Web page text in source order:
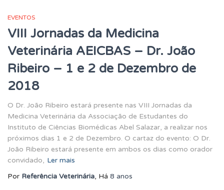
EVENTOS
VIII Jornadas da Medicina
Veterinária AEICBAS – Dr. João
Ribeiro – 1 e 2 de Dezembro de
2018
O Dr. João Ribeiro estará presente nas VIII Jornadas da
Medicina Veterinária da Associação de Estudantes do
Instituto de Ciências Biomédicas Abel Salazar, a realizar nos
próximos dias 1 e 2 de Dezembro. O cartaz do evento: O Dr.
João Ribeiro estará presente em ambos os dias como orador
convidado, Ler mais
Por Referência Veterinária, Há 8 anos